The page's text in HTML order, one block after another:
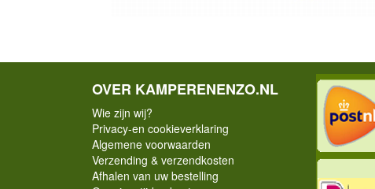
OVER KAMPERENENZO.NL
Wie zijn wij?
Privacy-en cookieverklaring
Algemene voorwaarden
Verzending & verzendkosten
Afhalen van uw bestelling